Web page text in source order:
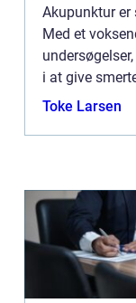
Akupunktur er
Med et
i at give
Toke Larsen